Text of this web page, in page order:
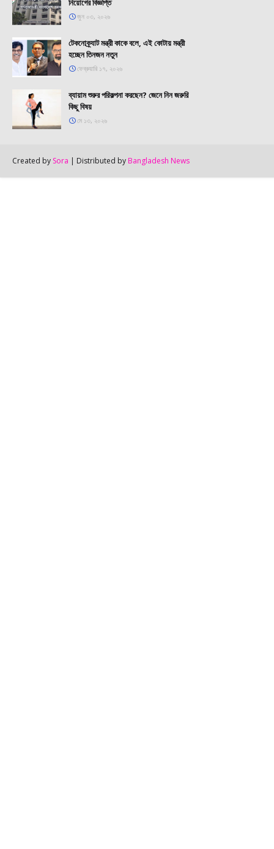
নিয়োগের বিজ্ঞপ্তি
জুন ০৩, ২০২৬
টেকনোক্র্যাট মন্ত্রী কাকে বলে, এই কোটায় মন্ত্রী
হচ্ছেন তিনজন নতুন
ফেব্রুয়ারি ১৭, ২০২৬
ব্যায়াম শুরুর পরিকল্পনা করছেন? জেনে নিন জরুরি
কিছু বিষয়
মে ১৩, ২০২৬
Created by Sora | Distributed by Bangladesh News